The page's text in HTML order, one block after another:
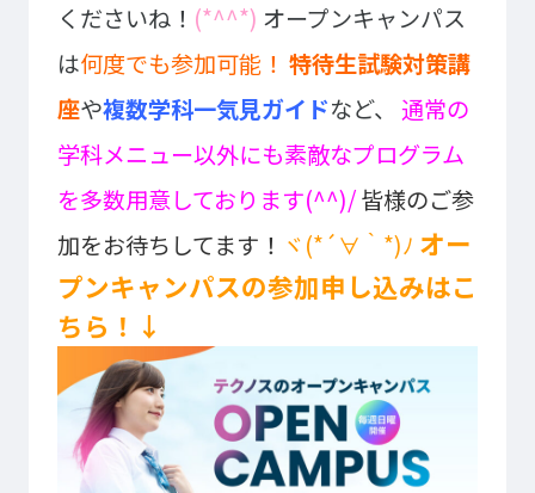
Copyright © Technos College. All Rights Reserved.
くださいね！ (*^^*) オープンキャンパス
は何度でも参加可能！ 特待生試験対策講
座や複数学科一気見ガイドなど、 通常の
学科メニュー以外にも素敵なプログラム
を多数用意しております(^^)/皆様のご参
加をお待ちしてます！ ヾ(*´∀｀*)ﾉ オー
プンキャンパスの参加申し込みはこ
ちら！↓